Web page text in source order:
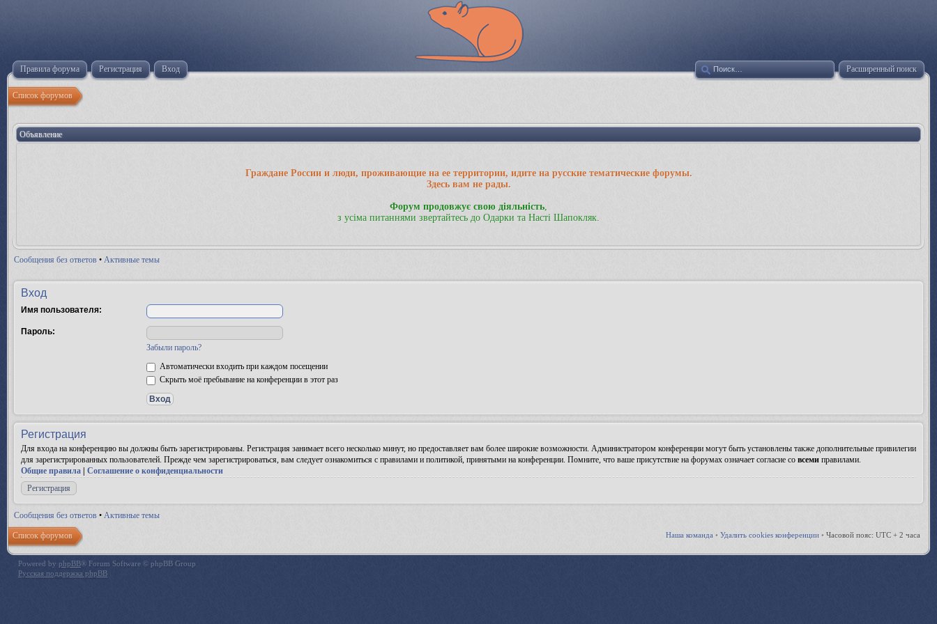
Расширенный поиск
Правила форума Регистрация Вход
Список форумов
Объявление
Граждане России и люди, проживающие на ее территории, идите на русские тематические форумы.
Здесь вам не рады.
Форум продовжує свою діяльність
з усіма питаннями звертайтесь до Одарки та Насті Шапокляк.
Сообщения без ответов • Активные темы
Вход
Имя пользователя:
Пароль:
Забыли пароль?
Автоматически входить при каждом посещении
Скрыть моё пребывание на конференции в этот раз
Регистрация
Для входа на конференцию вы должны быть зарегистрированы. Регистрация занимает всего несколько минут, но предоставляет вам более широкие возможности. Администратором конференции могут быть установлены также дополнительные привилегии
для зарегистрированных пользователей. Прежде чем зарегистрироваться, вам следует ознакомиться с правилами и политикой, принятыми на конференции. Помните, что ваше присутствие на форумах означает согласие со всеми правилами.
Общие правила
Соглашение о конфиденциальности
Регистрация
Сообщения без ответов • Активные темы
Наша команда • Удалить cookies конференции • Часовой пояс: UTC + 2 часа
Список форумов
Powered by phpBB® Forum Software © phpBB Group
Русская поддержка phpBB